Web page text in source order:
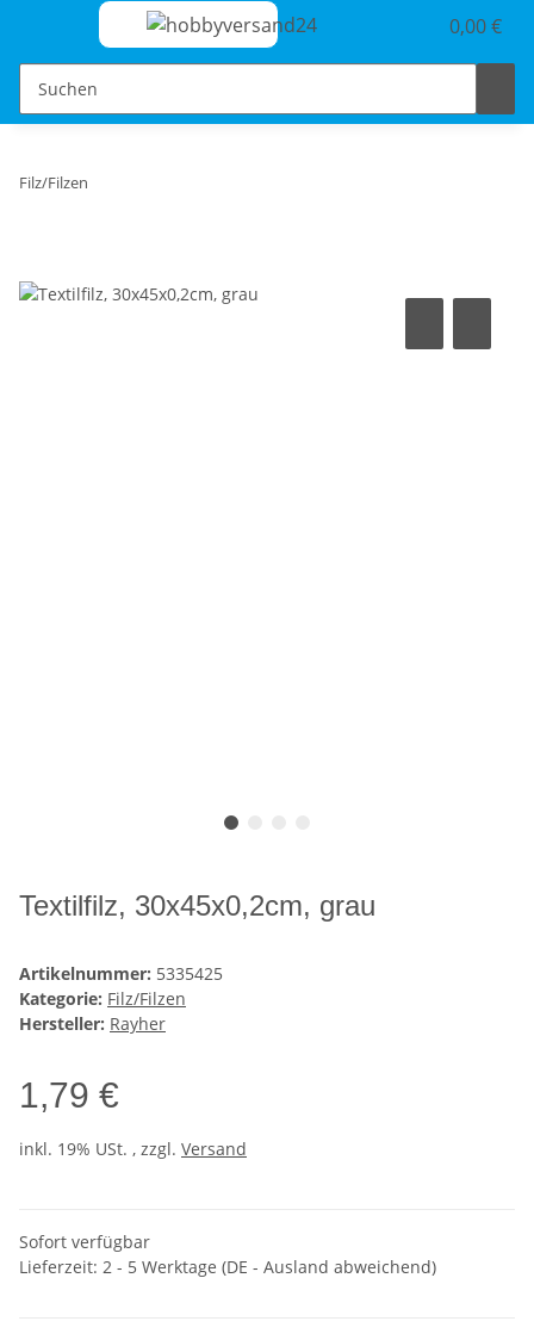
0,00 €
Filz/Filzen
Textilfilz, 30x45x0,2cm, grau
Artikelnummer: 5335425
Kategorie: Filz/Filzen
Hersteller: Rayher
1,79 €
inkl. 19% USt. , zzgl. Versand
Sofort verfügbar
Lieferzeit: 2 - 5 Werktage (DE - Ausland abweichend)